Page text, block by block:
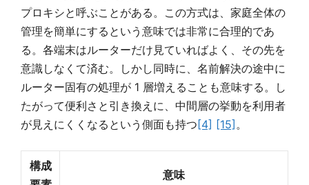
プロキシと呼ぶことがある。この方式は、家庭全体の
管理を簡単にするという意味では非常に合理的であ
る。各端末はルーターだけ見ていればよく、その先を
意識しなくて済む。しかし同時に、名前解決の途中に
ルーター固有の処理が 1 層増えることも意味する。し
たがって便利さと引き換えに、中間層の挙動を利用者
が見えにくくなるという側面も持つ[4] [15] 。
構成
意味